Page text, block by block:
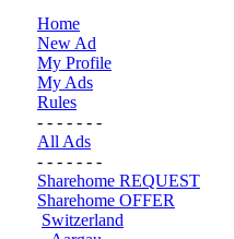
Home
New Ad
My Profile
My Ads
Rules
- - - - - - -
All Ads
- - - - - - -
Sharehome REQUEST
Sharehome OFFER
Switzerland